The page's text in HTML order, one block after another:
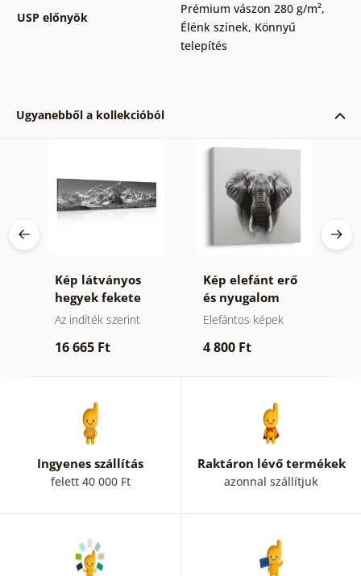
USP előnyök
Prémium vászon 280 g/m²,
Élénk színek, Könnyű
telepítés
Ugyanebből a kollekcióból
Kép látványos
hegyek fekete
fehérben
Az indíték szerint
16 665 Ft
Kép elefánt erő
és nyugalom
Elefántos képek
4 800 Ft
Ingyenes szállítás
felett 40 000 Ft
Raktáron lévő termékek
azonnal szállítjuk